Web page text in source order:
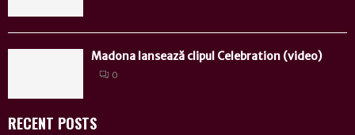
Madona lansează clipul Celebration (video)
0
RECENT POSTS